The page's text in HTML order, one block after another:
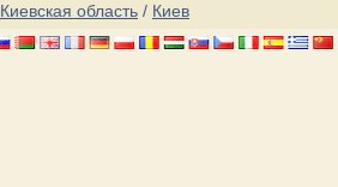
Киевская область / Киев